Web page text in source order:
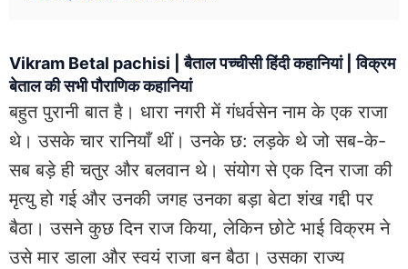
Vikram Betal pachisi | बैताल पच्चीसी हिंदी कहानियां | विक्रम
बेताल की सभी पौराणिक कहानियां
बहुत पुरानी बात है। धारा नगरी में गंधर्वसेन नाम के एक राजा
थे। उसके चार रानियाँ थीं। उनके छ: लड़के थे जो सब-के-
सब बड़े ही चतुर और बलवान थे। संयोग से एक दिन राजा की
मृत्यु हो गई और उनकी जगह उनका बड़ा बेटा शंख गद्दी पर
बैठा। उसने कुछ दिन राज किया, लेकिन छोटे भाई विक्रम ने
उसे मार डाला और स्वयं राजा बन बैठा। उसका राज्य